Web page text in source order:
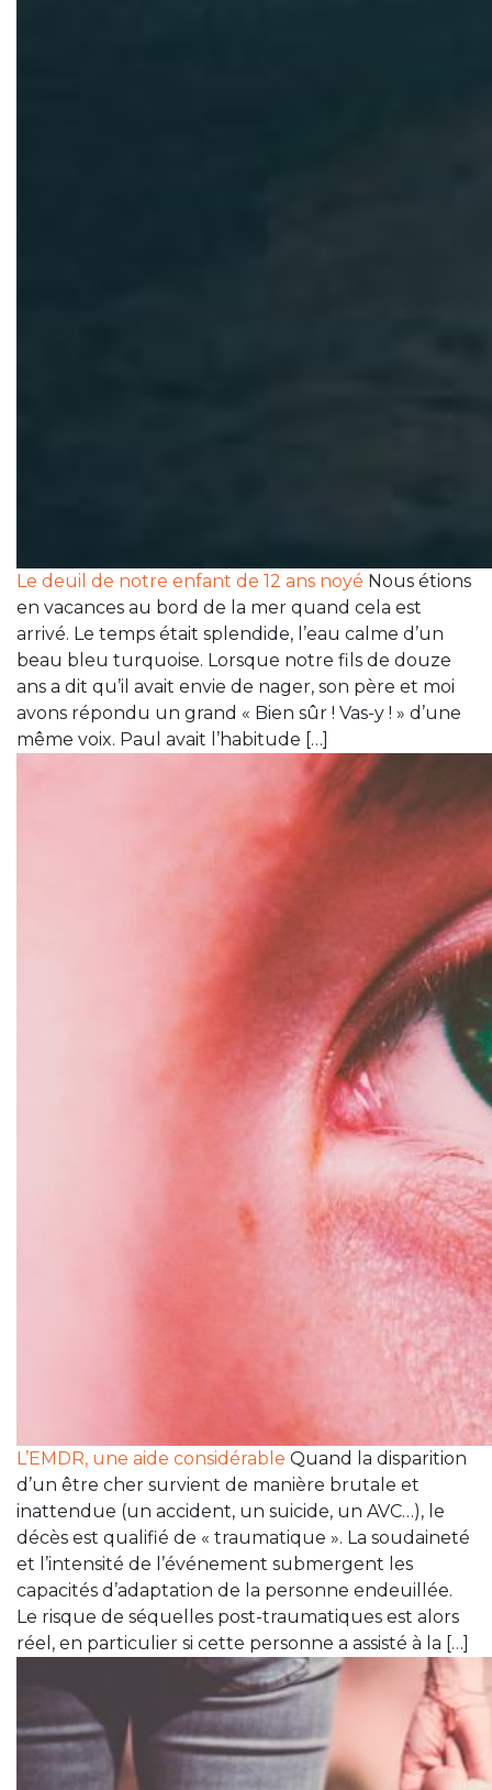
Le deuil de notre enfant de 12 ans noyé Nous étions
en vacances au bord de la mer quand cela est
arrivé. Le temps était splendide, l’eau calme d’un
beau bleu turquoise. Lorsque notre fils de douze
ans a dit qu’il avait envie de nager, son père et moi
avons répondu un grand « Bien sûr ! Vas-y ! » d’une
même voix. Paul avait l’habitude […]
L’EMDR, une aide considérable Quand la disparition
d’un être cher survient de manière brutale et
inattendue (un accident, un suicide, un AVC…), le
décès est qualifié de « traumatique ». La soudaineté
et l’intensité de l’événement submergent les
capacités d’adaptation de la personne endeuillée.
Le risque de séquelles post-traumatiques est alors
réel, en particulier si cette personne a assisté à la […]